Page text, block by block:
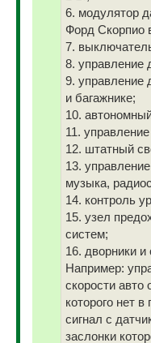
6. модулятор
Форд Скорпио
7.
8. управление
9. управление
и багажнике;
10.
11.
12. штатный
13.
музыка,
14. контроль
15. узел
систем;
16. дворники
Например:
скорости авто
которого нет
сигнал с
заслонки